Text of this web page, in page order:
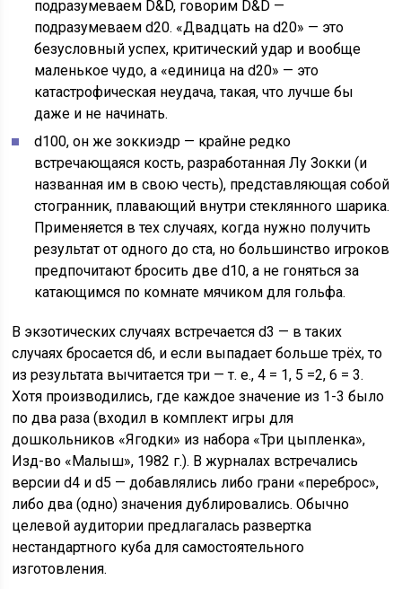
подразумеваем D&D, говорим D&D —
подразумеваем d20. «Двадцать на d20» — это
безусловный успех, критический удар и вообще
маленькое чудо, а «единица на d20» — это
катастрофическая неудача, такая, что лучше бы
даже и не начинать.
d100, он же зоккиэдр — крайне редко
встречающаяся кость, разработанная Лу Зокки (и
названная им в свою честь), представляющая собой
стогранник, плавающий внутри стеклянного шарика.
Применяется в тех случаях, когда нужно получить
результат от одного до ста, но большинство игроков
предпочитают бросить две d10, а не гоняться за
катающимся по комнате мячиком для гольфа.
В экзотических случаях встречается d3 — в таких
случаях бросается d6, и если выпадает больше трёх, то
из результата вычитается три — т. е., 4 = 1, 5 =2, 6 = 3.
Хотя производились, где каждое значение из 1-3 было
по два раза (входил в комплект игры для
дошкольников «Ягодки» из набора «Три цыпленка»,
Изд-во «Малыш», 1982 г.). В журналах встречались
версии d4 и d5 — добавлялись либо грани «переброс»,
либо два (одно) значения дублировались. Обычно
целевой аудитории предлагалась развертка
нестандартного куба для самостоятельного
изготовления.